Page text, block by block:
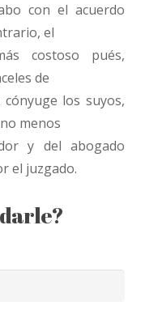
con el acuerdo
el
costoso pués,
de
los suyos,
menos
y del abogado
el juzgado.